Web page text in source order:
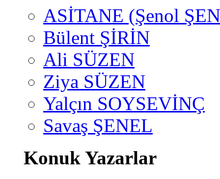
ASİTANE (Şenol
Bülent ŞİRİN
Ali SÜZEN
Ziya SÜZEN
Yalçın SOYSEVİNÇ
Savaş ŞENEL
Konuk Yazarlar